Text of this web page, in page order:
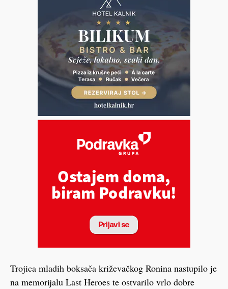
Trojica mladih boksača križevačkog Ronina nastupilo je
na memorijalu Last Heroes te ostvarilo vrlo dobre